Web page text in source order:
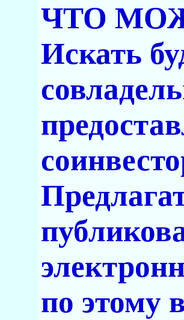
ЧТО
Искать
по этому